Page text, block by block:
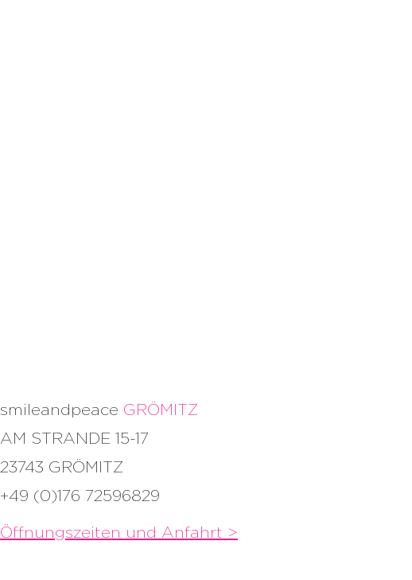
smileandpeace GRÖMITZ
AM STRANDE 15-17
23743 GRÖMITZ
+49 (0)176 72596829
Öffnungszeiten und Anfahrt >